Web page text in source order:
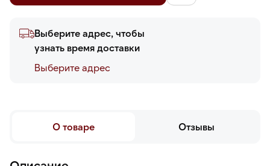
Выберите адрес, чтобы
узнать время доставки
Выберите адреc
О товаре Отзывы